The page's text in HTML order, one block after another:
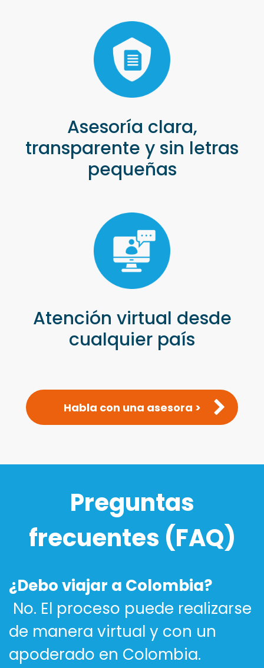
Asesoría clara,
transparente y sin letras
pequeñas
Atención virtual desde
cualquier país
Habla con una asesora >
Preguntas
frecuentes (FAQ)
¿Debo viajar a Colombia?
No. El proceso puede realizarse
de manera virtual y con un
apoderado en Colombia.